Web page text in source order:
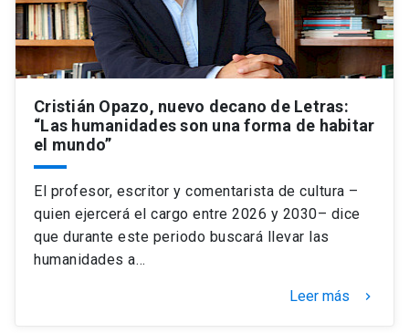
Cristián Opazo, nuevo decano de Letras:
“Las humanidades son una forma de habitar
el mundo”
El profesor, escritor y comentarista de cultura –
quien ejercerá el cargo entre 2026 y 2030– dice
que durante este periodo buscará llevar las
humanidades a…
Leer más keyboard_arrow_right